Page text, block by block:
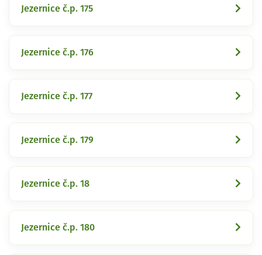
Jezernice č.p. 175
Jezernice č.p. 176
Jezernice č.p. 177
Jezernice č.p. 179
Jezernice č.p. 18
Jezernice č.p. 180